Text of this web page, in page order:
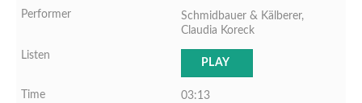
Schmidbauer & Kälberer,
Claudia Koreck
PLAY
03:13